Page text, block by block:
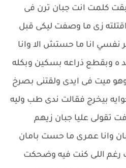
كلمت انت جبان ترن فى
زى ما وصفت ليكى قبل
نفسي انا ما حستش الا وانا
ه وبقطع ذراعه بسكين وبكله
ميت فى ايدى ولقتنى بصرخ
بيخرج فقالت ندى طب وليه
تقولى عليا جبان زيهم
وانا عمرى ما حست بامان
رغم اللى كنت فيه وضحكت